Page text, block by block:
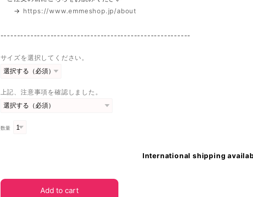
→ https://www.emmeshop.jp/about
---------------------------------------------------------
サイズを選択してください。
上記、注意事項を確認しました。
数量
International shipping
Add to cart